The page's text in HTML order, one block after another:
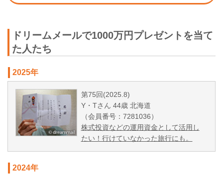
ドリームメールで1000万円プレゼントを当て
た人たち
2025年
第75回(2025.8)
Y・Tさん 44歳 北海道
（会員番号：7281036）
株式投資などの運用資金として活用し
たい！行けていなかった旅行にも。
2024年